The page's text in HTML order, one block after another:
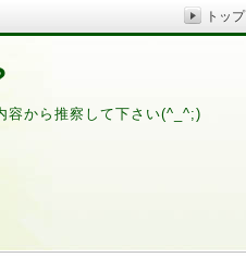
容から推察して下さい(^_^;)
トップ